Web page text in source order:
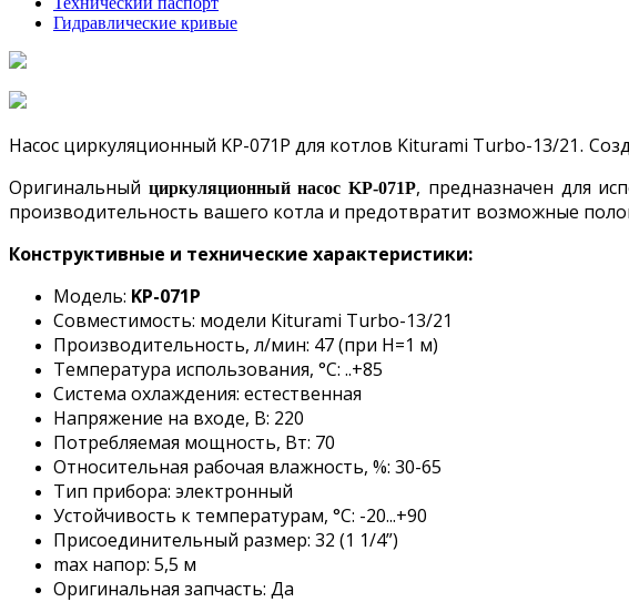
Гидравлические кривые
Насос циркуляционный KP-071P для котлов Kiturami Turbo-13/21.
Оригинальный циркуляционный насос KP-071P, предназначен для
производительность вашего котла и предотвратит возможные
Конструктивные и технические характеристики:
Модель: KP-071P
Совместимость: модели Kiturami Turbo-13/21
Производительность, л/мин: 47 (при H=1 м)
Температура использования, °С: ..+85
Система охлаждения: естественная
Напряжение на входе, В: 220
Потребляемая мощность, Вт: 70
Относительная рабочая влажность, %: 30-65
Тип прибора: электронный
Устойчивость к температурам, °С: -20...+90
Присоединительный размер: 32 (1 1/4”)
max напор: 5,5 м
Оригинальная запчасть: Да